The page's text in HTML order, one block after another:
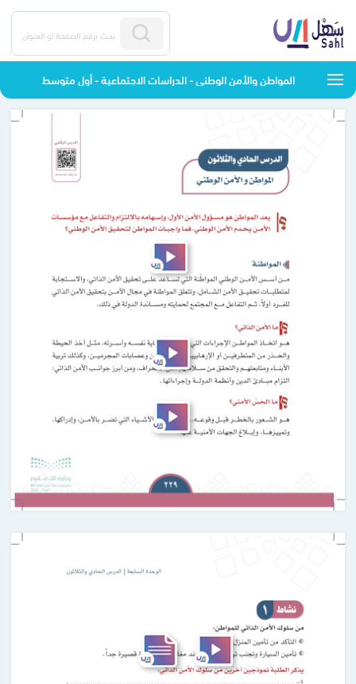
المواطن والأمن الوطني - الدراسات الاجتماعية - أول متوسط